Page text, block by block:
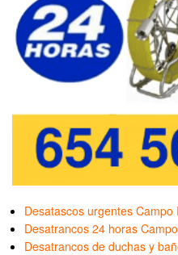
Desatascos urgentes Campo
Desatrancos 24 horas
Desatrancos de duchas y